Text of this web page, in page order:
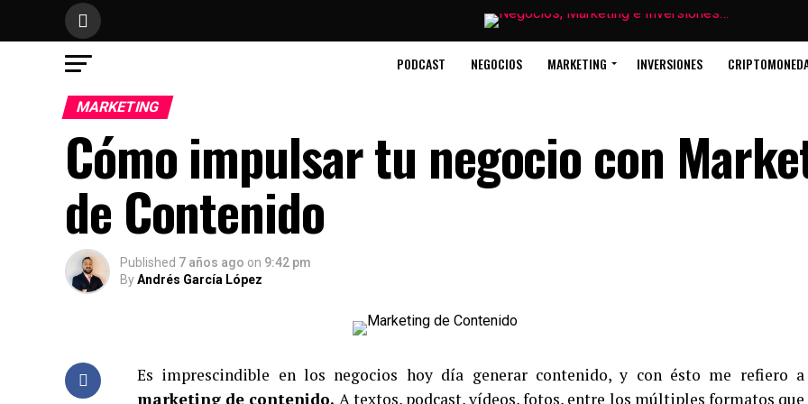
PODCAST NEGOCIOS MARKETING INVERSIONES
MARKETING
Cómo impulsar tu negocio con
de Contenido
Published 7 años ago on 9:42 pm
ByAndrés García López
Es imprescindible en los negocios hoy día generar contenido, y con ésto me refiero a
marketing de contenido. A textos, podcast, vídeos, fotos, entre los múltiples formatos que